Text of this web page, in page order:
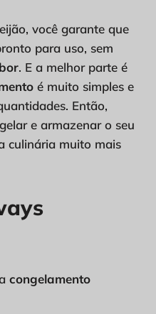
você garante que
para uso, sem
. E a melhor parte é
é muito simples e
Então,
e armazenar o seu
culinária muito mais
congelamento